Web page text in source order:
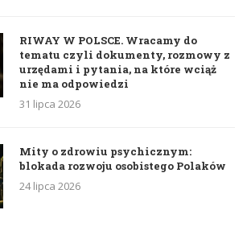
RIWAY W POLSCE. Wracamy do
tematu czyli dokumenty, rozmowy z
urzędami i pytania, na które wciąż
nie ma odpowiedzi
31 lipca 2026
Mity o zdrowiu psychicznym:
blokada rozwoju osobistego Polaków
24 lipca 2026